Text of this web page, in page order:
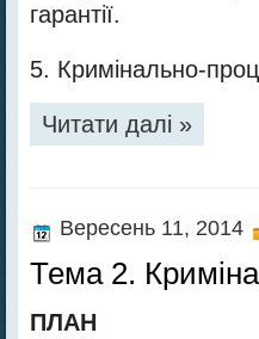
гарантії.
5. Кримінально-
Читати далі »
Вересень 11, 2014
Тема 2.
ПЛАН